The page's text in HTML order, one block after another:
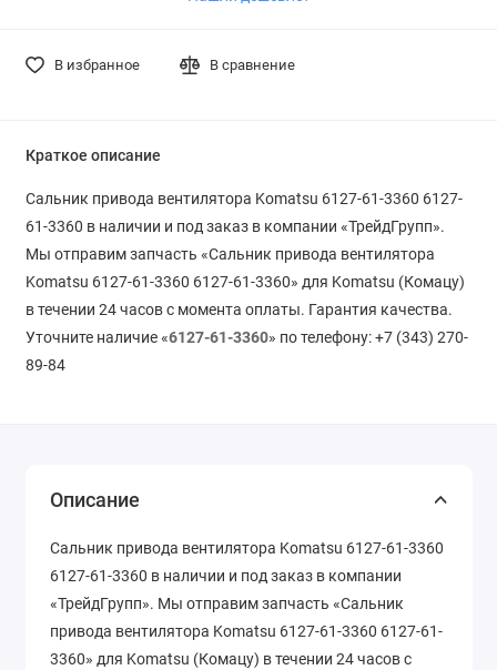
В избранное В сравнение
Краткое описание
Сальник привода вентилятора Komatsu 6127-61-3360 6127-
61-3360 в наличии и под заказ в компании «ТрейдГрупп».
Мы отправим запчасть «Сальник привода вентилятора
Komatsu 6127-61-3360 6127-61-3360» для Komatsu (Комацу)
в течении 24 часов с момента оплаты. Гарантия качества.
Уточните наличие «6127-61-3360» по телефону: +7 (343) 270-
89-84
Описание
Сальник привода вентилятора Komatsu 6127-61-3360
6127-61-3360 в наличии и под заказ в компании
«ТрейдГрупп». Мы отправим запчасть «Сальник
привода вентилятора Komatsu 6127-61-3360 6127-61-
3360» для Komatsu (Комацу) в течении 24 часов с